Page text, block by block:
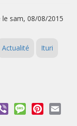
sam, 08/08/2015
Actualité Ituri
Viber MessagePinterest